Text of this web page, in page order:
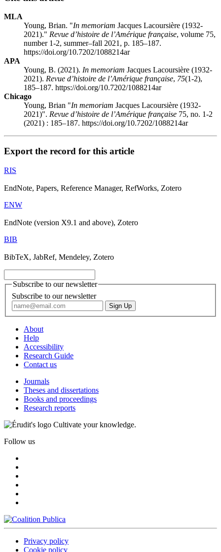
MLA
Young, Brian. "In memoriam Jacques Lacoursière (1932-
2021)." Revue d’histoire de l’Amérique française, volume 75,
number 1-2, summer–fall 2021, p. 185–187.
https://doi.org/10.7202/1088214ar
APA
Young, B. (2021). In memoriam Jacques Lacoursière (1932-
2021). Revue d’histoire de l’Amérique française, 75(1-2),
185–187. https://doi.org/10.7202/1088214ar
Chicago
Young, Brian "In memoriam Jacques Lacoursière (1932-
2021)". Revue d’histoire de l’Amérique française 75, no. 1-2
(2021) : 185–187. https://doi.org/10.7202/1088214ar
Export the record for this article
RIS
EndNote, Papers, Reference Manager, RefWorks, Zotero
ENW
EndNote (version X9.1 and above), Zotero
BIB
BibTeX, JabRef, Mendeley, Zotero
Subscribe to our newsletter
Subscribe to our newsletter
About
Help
Accessibility
Research Guide
Contact us
Journals
Theses and dissertations
Books and proceedings
Research reports
Cultivate your knowledge.
Follow us
Privacy policy
Cookie policy